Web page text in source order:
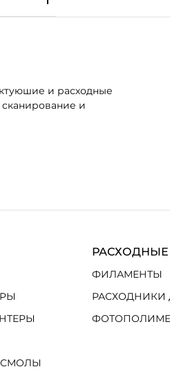
и расходные
и
ФИЛАМЕНТЫ
РАСХОДНИКИ